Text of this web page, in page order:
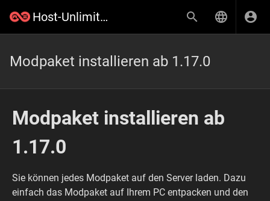
Host-Unlimited.de Wiki
Modpaket installieren ab 1.17.0
Modpaket installieren ab
1.17.0
Sie können jedes Modpaket auf den Server laden. Dazu
einfach das Modpaket auf Ihrem PC entpacken und den